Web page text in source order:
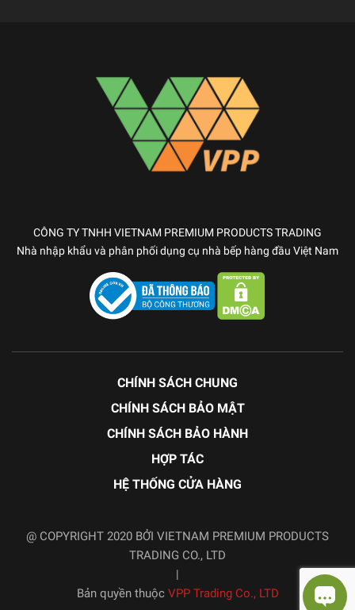
CÔNG TY TNHH VIETNAM PREMIUM PRODUCTS TRADING
Nhà nhập khẩu và phân phối dụng cụ nhà bếp hàng đầu Việt Nam
CHÍNH SÁCH CHUNG
CHÍNH SÁCH BẢO MẬT
CHÍNH SÁCH BẢO HÀNH
HỢP TÁC
HỆ THỐNG CỬA HÀNG
@ COPYRIGHT 2020 BỞI VIETNAM PREMIUM PRODUCTS
TRADING CO., LTD
|
Bản quyền thuộc VPP Trading Co., LTD